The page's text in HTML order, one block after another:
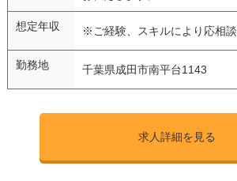
想定年収 ※ご経験、スキルにより応相談
勤務地 千葉県成田市南平台1143
求人詳細を見る